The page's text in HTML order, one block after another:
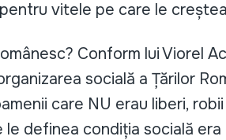
vitele pe care le
Conform lui Viorel
socială a Țărilor
care NU erau liberi,
le definea condiția socială